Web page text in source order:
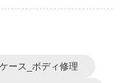
ース_ボディ修理